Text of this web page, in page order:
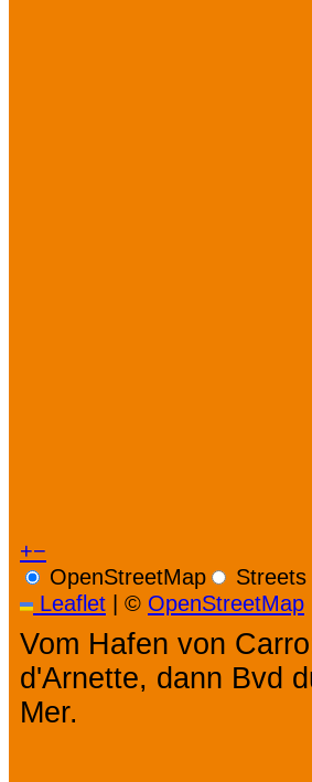
+−
OpenStreetMap
Streets
Leaflet | © OpenStreetMap
Vom Hafen von
d'Arnette, dann Bvd
Mer.